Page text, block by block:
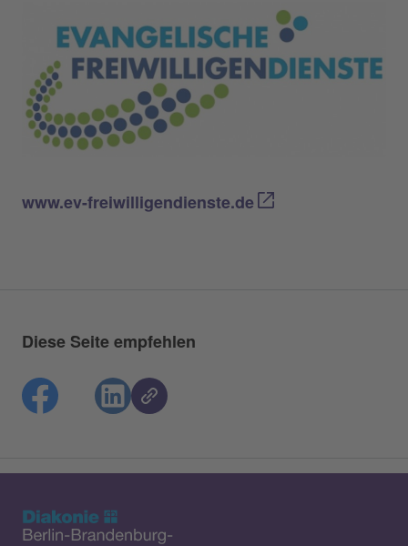
www.ev-freiwilligendienste.de
Diese Seite empfehlen